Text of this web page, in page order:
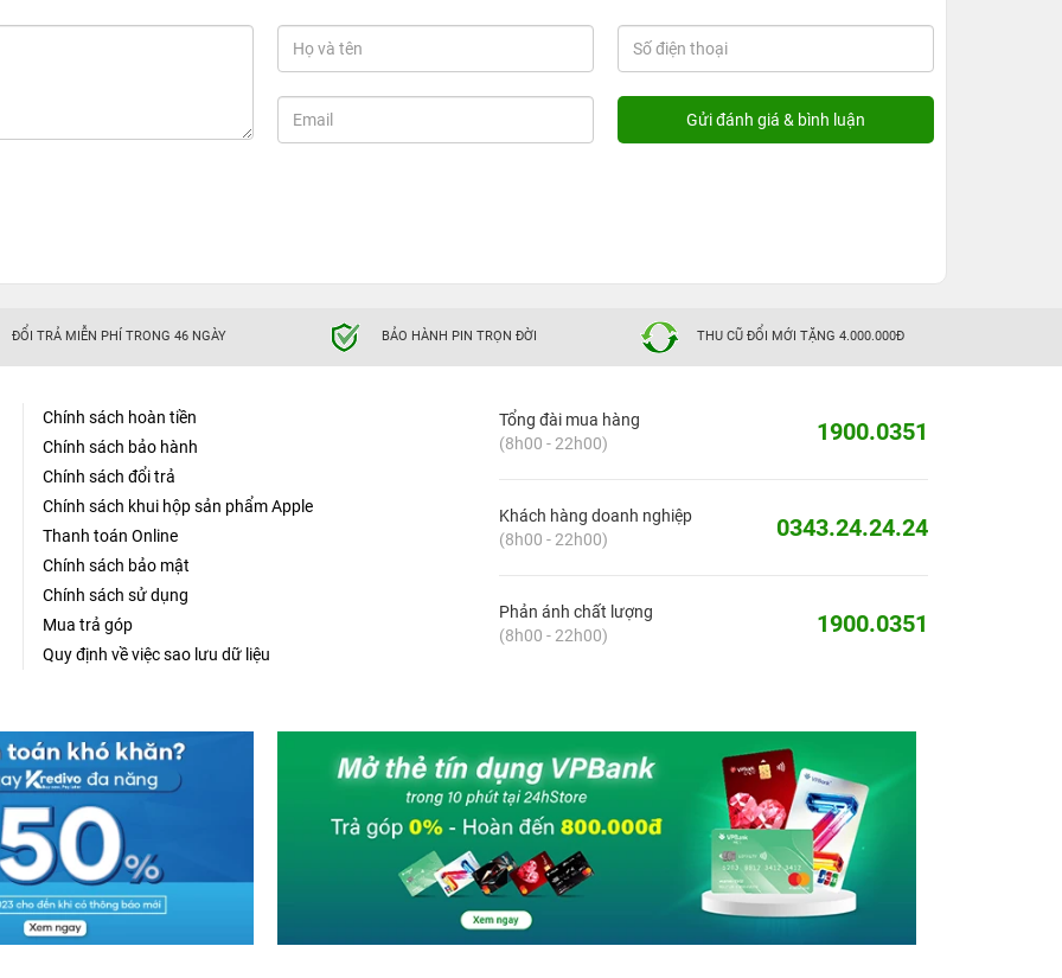
ĐỔI TRẢ MIỄN PHÍ TRONG 46 NGÀY BẢO HÀNH PIN TRỌN ĐỜI THU CŨ ĐỔI MỚI TẶNG 4.000.000Đ
Chính sách hoàn tiền
Chính sách bảo hành
Chính sách đổi trả
Chính sách khui hộp sản phẩm Apple
Thanh toán Online
Chính sách bảo mật
Chính sách sử dụng
Mua trả góp
Quy định về việc sao lưu dữ liệu
Tổng đài mua hàng
(8h00 - 22h00)
1900.0351
Khách hàng doanh nghiệp
(8h00 - 22h00)
0343.24.24.24
Phản ánh chất lượng
(8h00 - 22h00)
1900.0351